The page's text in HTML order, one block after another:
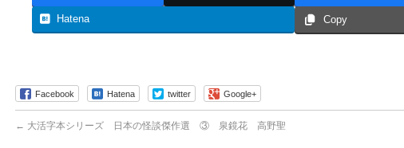
Hatena Copy
Facebook Hatena twitter Google+
← 大活字本シリーズ 日本の怪談傑作選 ③ 泉鏡花 高野聖